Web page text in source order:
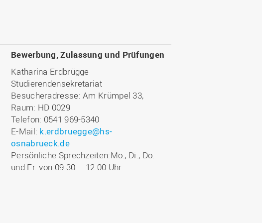
Bewerbung, Zulassung und Prüfungen
Katharina Erdbrügge
Studierendensekretariat
Besucheradresse: Am Krümpel 33,
Raum: HD 0029
Telefon: 0541 969-5340
E-Mail: k.erdbruegge@hs-
osnabrueck.de
Persönliche Sprechzeiten:Mo., Di., Do.
und Fr. von 09:30 – 12:00 Uhr